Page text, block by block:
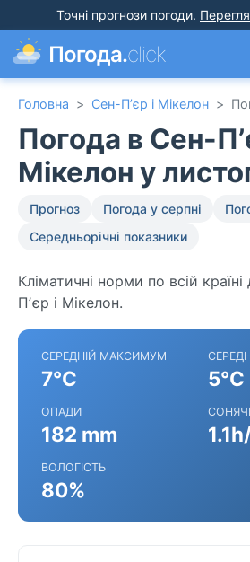
Точні прогнози погоди.
Погода.click
Головна > Сен-Пʼєр і Мікелон >
Погода в Сен-
Мікелон у
Прогноз Погода у серпні
Середньорічні показники
Кліматичні норми по всій
Пʼєр і Мікелон.
СЕРЕДНІЙ МАКСИМУМ
7°C 5°C
ОПАДИ
182 mm
ВОЛОГІСТЬ
80%